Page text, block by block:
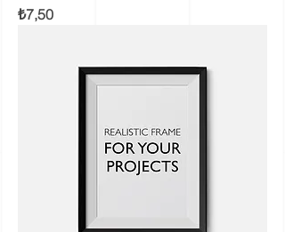
Fiyat
₺7,50